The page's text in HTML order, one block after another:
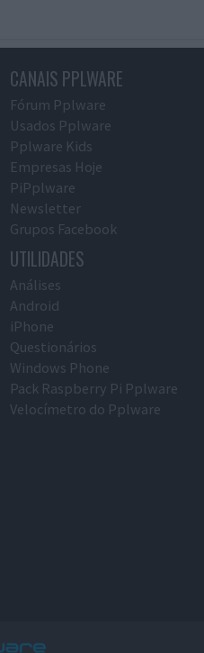
CANAIS PPLWARE
Fórum Pplware
Usados Pplware
Pplware Kids
Empresas Hoje
PiPplware
Newsletter
Grupos Facebook
UTILIDADES
Análises
Android
iPhone
Questionários
Windows Phone
Pack Raspberry Pi Pplware
Velocímetro do Pplware